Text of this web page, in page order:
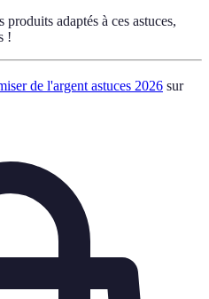
adaptés à ces astuces,
!
de l'argent astuces 2026 sur